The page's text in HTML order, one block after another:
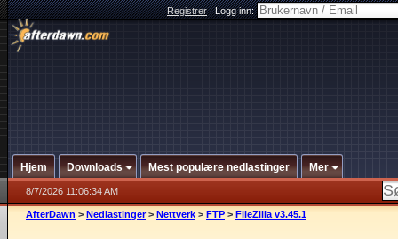
Registrer|Logg inn:
Hjem Downloads Mest populære nedlastinger Mer
8/7/2026 11:06:34 AM
AfterDawn > Nedlastinger > Nettverk > FTP > FileZilla v3.45.1